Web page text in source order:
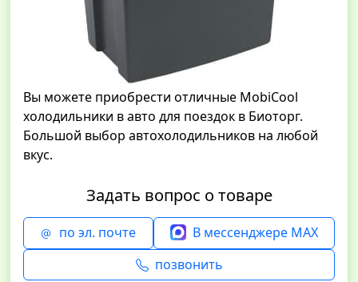
Вы можете приобрести отличные MobiCool
холодильники в авто для поездок в Биоторг.
Большой выбор автохолодильников на любой
вкус.
Задать вопрос о товаре
по эл. почте
В мессенджере MAX
позвонить